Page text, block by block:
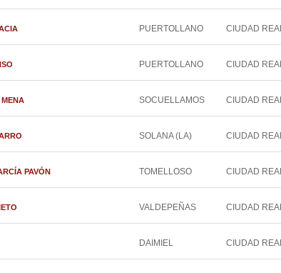
PUERTOLLANO CIUDAD
PUERTOLLANO CIUDAD
SOCUELLAMOS CIUDAD
SOLANA (LA) CIUDAD
PAVÓN TOMELLOSO CIUDAD
VALDEPEÑAS CIUDAD
DAIMIEL CIUDAD